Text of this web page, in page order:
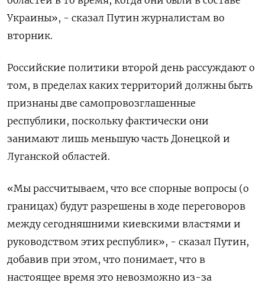
Украины», - сказал Путин журналистам во
вторник.
Российские политики второй день рассуждают о
том, в пределах каких территорий должны быть
признаны две самопровозглашенные
республики, поскольку фактически они
занимают лишь меньшую часть Донецкой и
Луганской областей.
«Мы рассчитываем, что все спорные вопросы (о
границах) будут разрешены в ходе переговоров
между сегодняшними киевскими властями и
руководством этих республик», - сказал Путин,
добавив при этом, что понимает, что в
настоящее время это невозможно из-за